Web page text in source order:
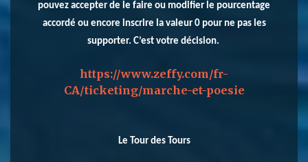
pouvez accepter de le faire ou modifier le pourcentage
accordé ou encore inscrire la valeur 0 pour ne pas les
supporter. C’est votre décision.
https://www.zeffy.com/fr-
CA/ticketing/marche-et-poesie
Le Tour des Tours